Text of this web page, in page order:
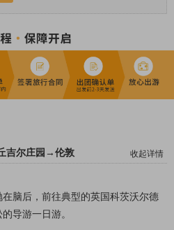
吉尔庄园→伦敦 收起详情
脑后，前往典型的英国科茨沃尔德
导游一日游。